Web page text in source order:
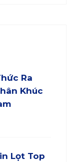
Ra
Khúc
Lọt Top